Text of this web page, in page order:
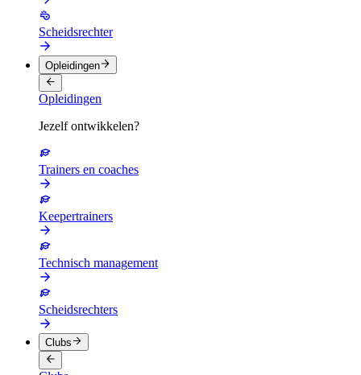
Scheidsrechter
Opleidingen
Opleidingen
Jezelf ontwikkelen?
Trainers en coaches
Keepertrainers
Technisch management
Scheidsrechters
Clubs